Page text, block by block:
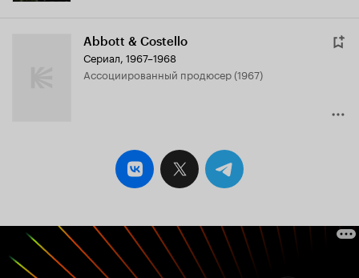
Abbott & Costello
Сериал, 1967–1968
ассоциированный продюсер (1967)